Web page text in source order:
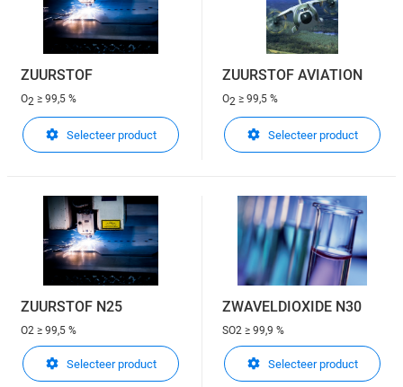
ZUURSTOF
O2 ≥ 99,5 %
Selecteer product
ZUURSTOF AVIATION
O2 ≥ 99,5 %
Selecteer product
ZUURSTOF N25
O2 ≥ 99,5 %
Selecteer product
ZWAVELDIOXIDE N30
SO2 ≥ 99,9 %
Selecteer product